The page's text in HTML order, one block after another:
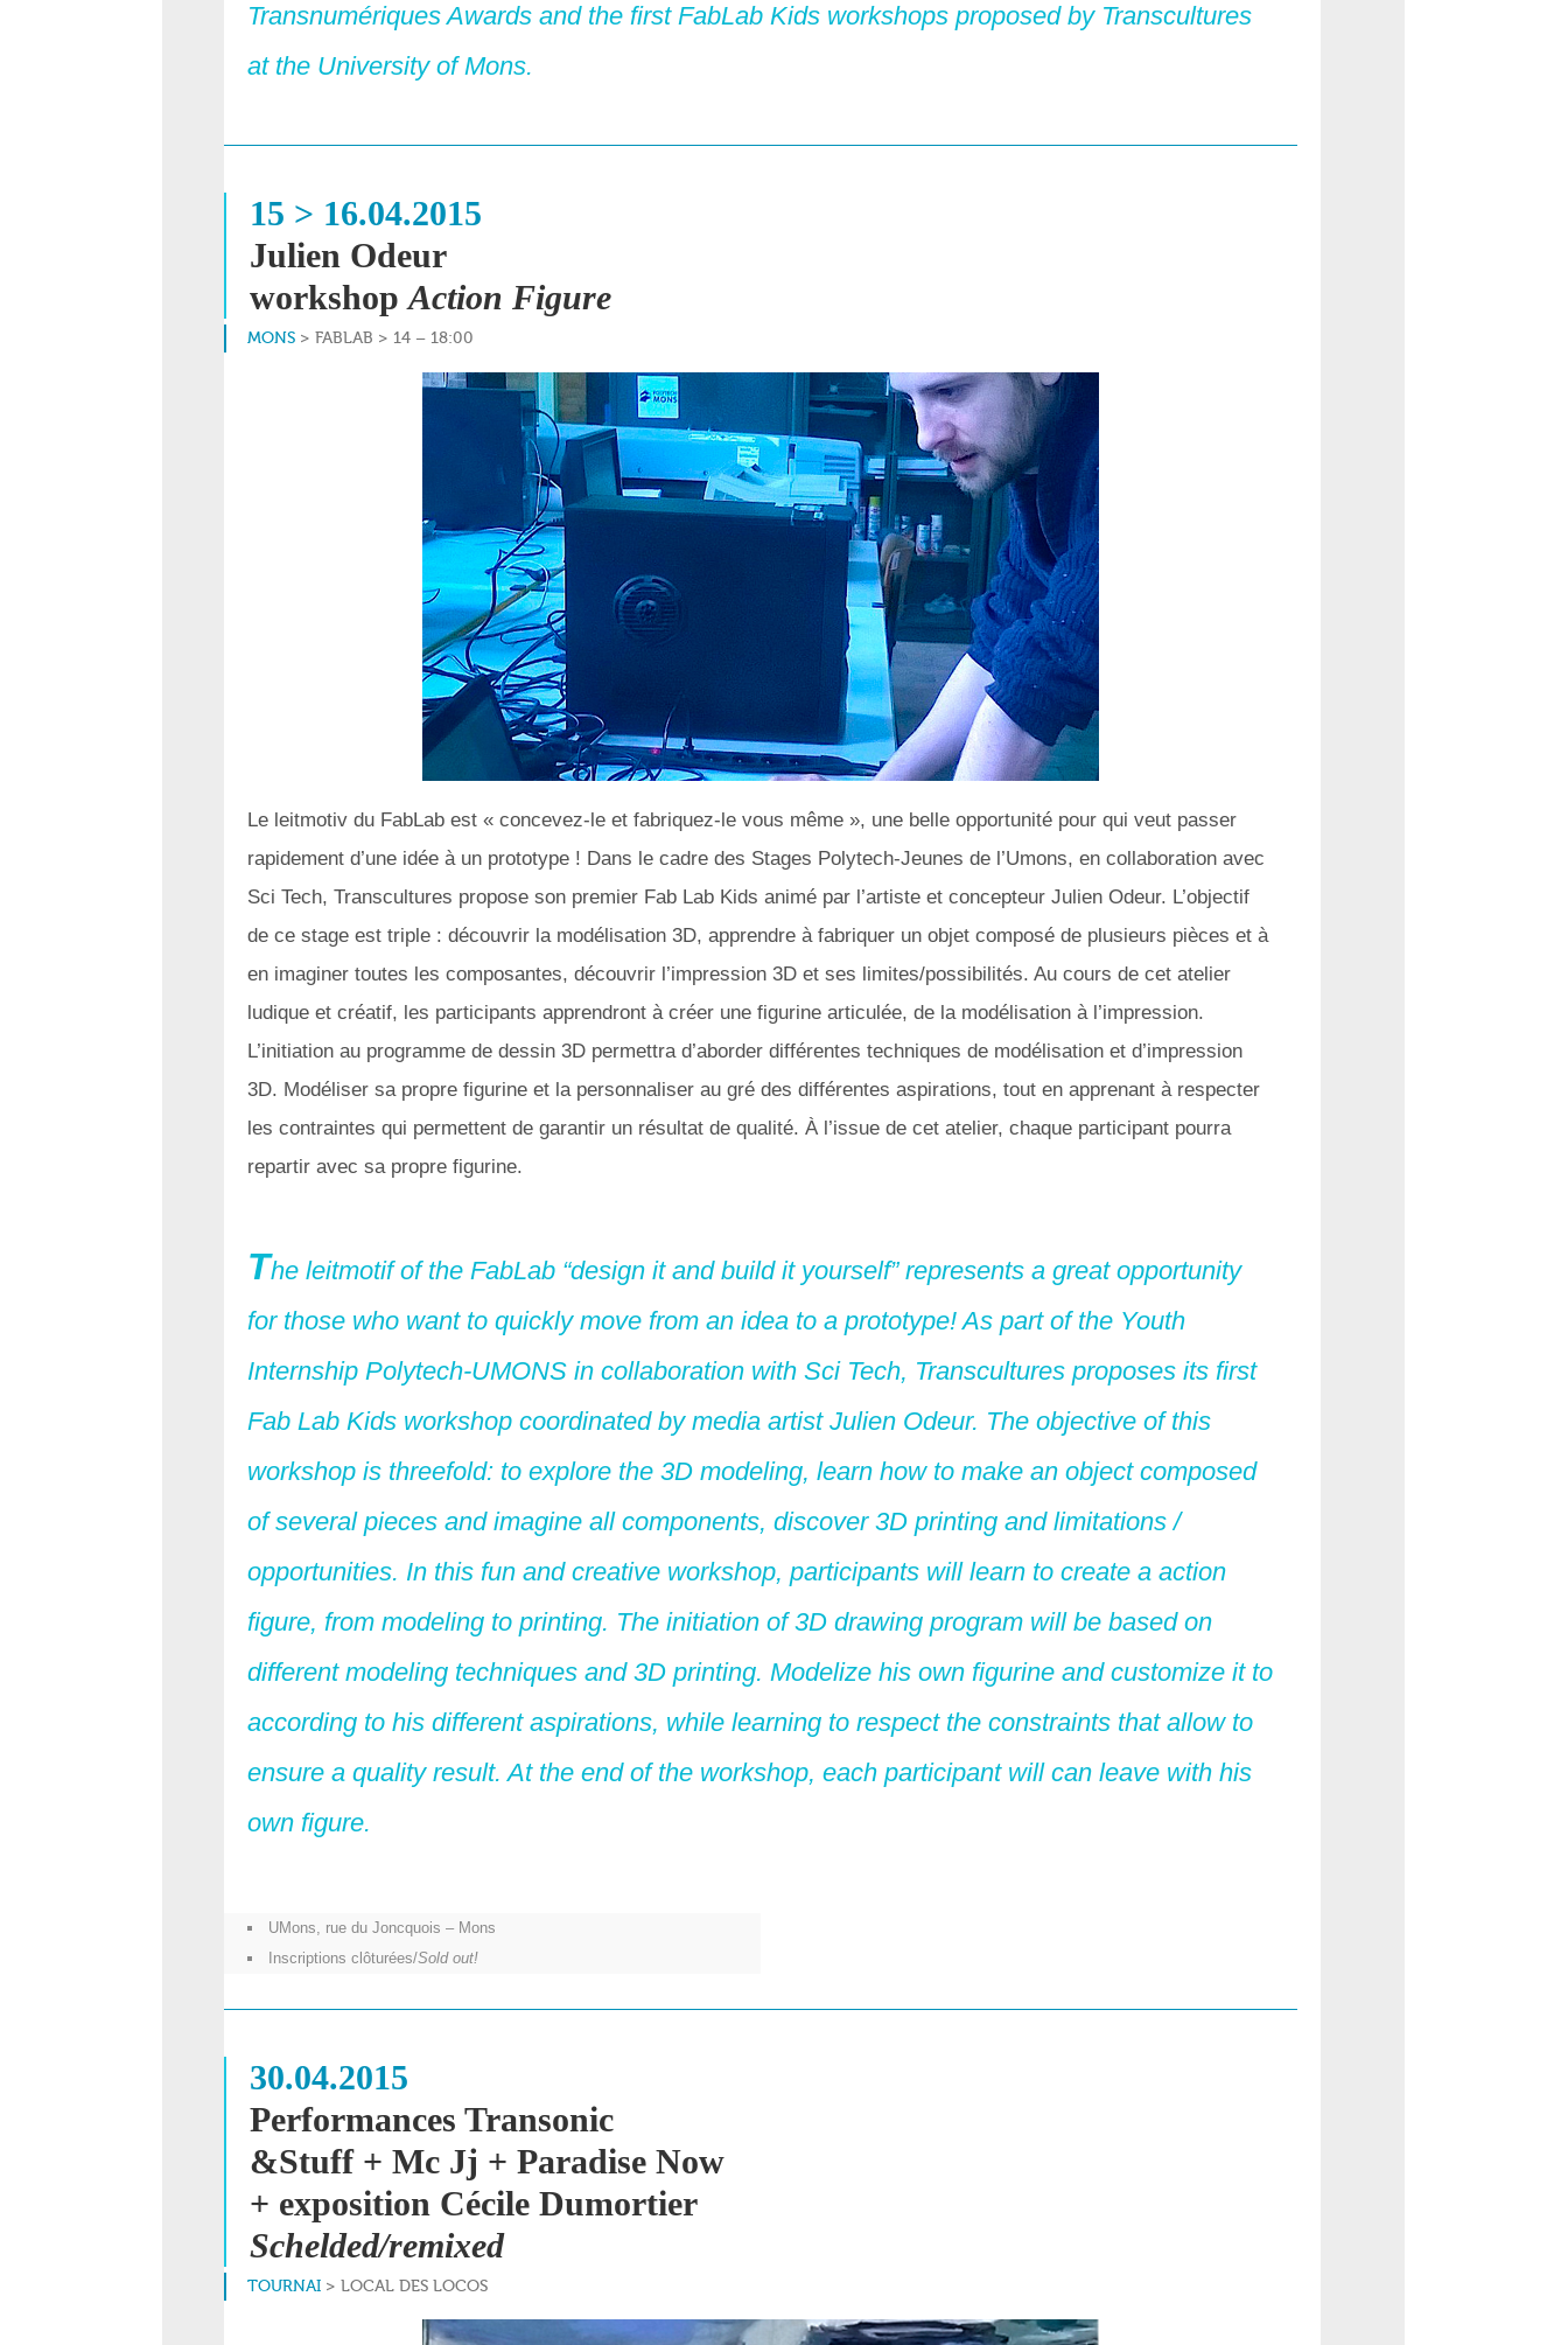
Transnumériques Awards and the first FabLab Kids workshops proposed by Transcultures
at the University of Mons.
15 > 16.04.2015
Julien Odeur
workshopAction Figure
MONS > FABLAB > 14 – 18:00
Le leitmotiv du FabLab est « concevez-le et fabriquez-le vous même », une belle opportunité pour qui veut passer
rapidement d’une idée à un prototype ! Dans le cadre des Stages Polytech-Jeunes de l’Umons, en collaboration avec
Sci Tech, Transcultures propose son premier Fab Lab Kids animé par l’artiste et concepteur Julien Odeur. L’objectif
de ce stage est triple : découvrir la modélisation 3D, apprendre à fabriquer un objet composé de plusieurs pièces et à
en imaginer toutes les composantes, découvrir l’impression 3D et ses limites/possibilités. Au cours de cet atelier
ludique et créatif, les participants apprendront à créer une figurine articulée, de la modélisation à l’impression.
L’initiation au programme de dessin 3D permettra d’aborder différentes techniques de modélisation et d’impression
3D. Modéliser sa propre figurine et la personnaliser au gré des différentes aspirations, tout en apprenant à respecter
les contraintes qui permettent de garantir un résultat de qualité. À l’issue de cet atelier, chaque participant pourra
repartir avec sa propre figurine.
The leitmotif of the FabLab “design it and build it yourself” represents a great opportunity
for those who want to quickly move from an idea to a prototype! As part of the Youth
Internship Polytech-UMONS in collaboration with Sci Tech, Transcultures proposes its first
Fab Lab Kids workshop coordinated by media artist Julien Odeur. The objective of this
workshop is threefold: to explore the 3D modeling, learn how to make an object composed
of several pieces and imagine all components, discover 3D printing and limitations /
opportunities. In this fun and creative workshop, participants will learn to create a action
figure, from modeling to printing. The initiation of 3D drawing program will be based on
different modeling techniques and 3D printing. Modelize his own figurine and customize it to
according to his different aspirations, while learning to respect the constraints that allow to
ensure a quality result. At the end of the workshop, each participant will can leave with his
own figure.
UMons, rue du Joncquois – Mons
Inscriptions clôturées/Sold out!
30.04.2015
Performances Transonic
&Stuff + Mc Jj + Paradise Now
+ exposition Cécile Dumortier
Schelded/remixed
TOURNAI > LOCAL DES LOCOS